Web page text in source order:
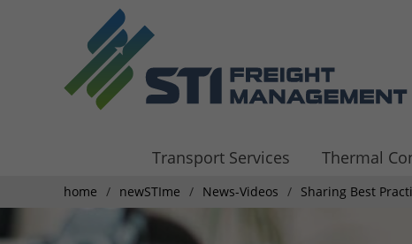
Transport Services Thermal
home newSTIme News-Videos Sharing Best